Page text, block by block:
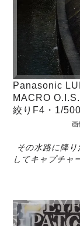
Panasonic
MACRO O.I.S.
絞りF4・1/
画
その水路に降
してキャプチャ